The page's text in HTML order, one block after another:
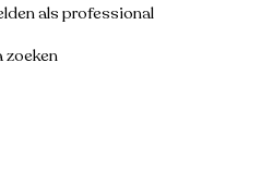
als professional
zoeken